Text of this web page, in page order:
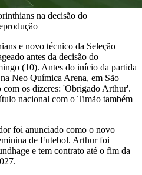
na decisão do
e novo técnico da Seleção
antes da decisão do
(10). Antes do início da partida
Neo Química Arena, em São
os dizeres: 'Obrigado Arthur'.
nacional com o Timão também
foi anunciado como o novo
de Futebol. Arthur foi
e tem contrato até o fim da